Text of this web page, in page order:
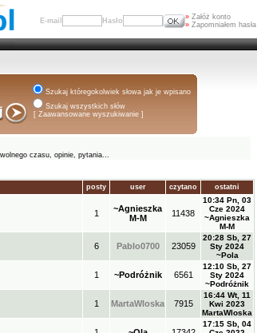
E-mail Hasło » Załóż konto
» Zapomniałem hasła
Szukaj któregokolwiek słowa jak je wpisano
Szukaj wszystkich słów
[ Zaawansowane wyszukiwanie ]
czasu, opinie, pytania...
posty user czytano ostatni
1
~Agnieszka
M-M
11438
10:34 Pn, 03
Cze 2024
~Agnieszka
M-M
6 Pablo0700 23059
20:28 Sb, 27
Sty 2024
~Pola
1 ~Podróżnik 6561
12:10 Sb, 27
Sty 2024
~Podróżnik
1 MartaWloska 7915
16:44 Wt, 11
Kwi 2023
MartaWloska
17:15 Sb, 04